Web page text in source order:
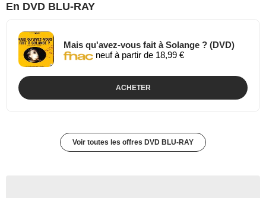
En DVD BLU-RAY
Mais qu'avez-vous fait à Solange ? (DVD)
neuf à partir de 18,99 €
ACHETER
Voir toutes les offres DVD BLU-RAY